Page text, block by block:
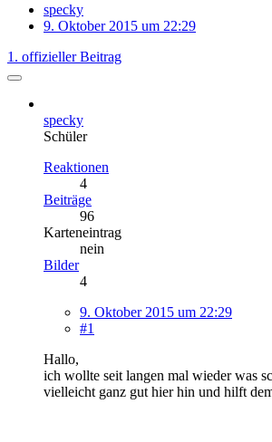
specky
9. Oktober 2015 um 22:29
1. offizieller Beitrag
specky
Schüler
Reaktionen
4
Beiträge
96
Karteneintrag
nein
Bilder
4
9. Oktober 2015 um 22:29
#1
Hallo,
ich wollte seit langen mal wieder was
vielleicht ganz gut hier hin und hilft